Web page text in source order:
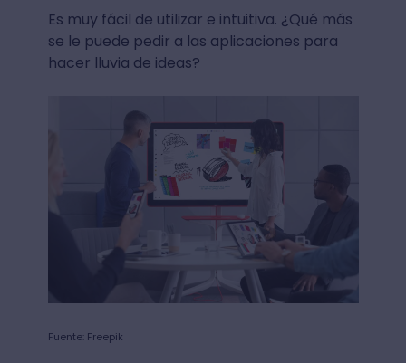
Es muy fácil de utilizar e intuitiva. ¿Qué más
se le puede pedir a las aplicaciones para
hacer lluvia de ideas?
Fuente: Freepik